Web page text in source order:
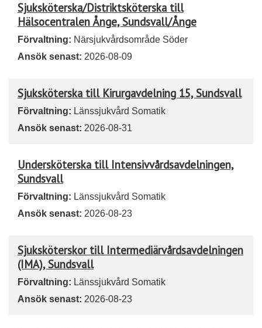
Sjuksköterska/Distriktsköterska till
Hälsocentralen Ånge, Sundsvall/Ånge
Förvaltning: Närsjukvårdsområde Söder
Ansök senast: 2026-08-09
Sjuksköterska till Kirurgavdelning 15, Sundsvall
Förvaltning: Länssjukvård Somatik
Ansök senast: 2026-08-31
Undersköterska till Intensivvårdsavdelningen,
Sundsvall
Förvaltning: Länssjukvård Somatik
Ansök senast: 2026-08-23
Sjuksköterskor till Intermediärvårdsavdelningen
(IMA), Sundsvall
Förvaltning: Länssjukvård Somatik
Ansök senast: 2026-08-23